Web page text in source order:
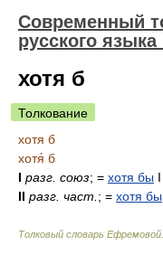
Современный
русского
хотя б
Толкование
хотя б
хотя́ б
I разг. союз; = хотя бы I
II разг. част. ; = хотя бы
Толковый словарь Ефремовой